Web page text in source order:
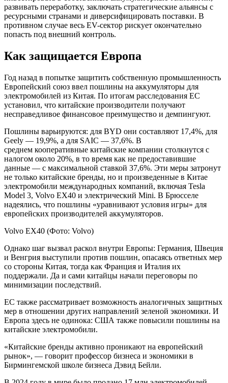
развивать переработку, заключать стратегические альянсы с
ресурсными странами и диверсифицировать поставки. В
противном случае весь EV-сектор рискует окончательно
попасть под внешний контроль.
Как защищается Европа
Год назад в попытке защитить собственную промышленность
Европейский союз ввел пошлины на аккумуляторы для
электромобилей из Китая. По итогам расследования ЕС
установил, что китайские производители получают
несправедливое финансовое преимущество и демпингуют.
Пошлины варьируются: для BYD они составляют 17,4%, для
Geely — 19,9%, а для SAIC — 37,6%. В
среднем кооперативные китайские компании столкнутся с
налогом около 20%, в то время как не предоставившие
данные — с максимальной ставкой 37,6%. Эти меры затронут
не только китайские бренды, но и произведенные в Китае
электромобили международных компаний, включая Tesla
Model 3, Volvo EX40 и электрический Mini. В Брюсселе
надеялись, что пошлины «уравнивают условия игры» для
европейских производителей аккумуляторов.
Volvo EX40 (Фото: Volvo)
Однако шаг вызвал раскол внутри Европы: Германия, Швеция
и Венгрия выступили против пошлин, опасаясь ответных мер
со стороны Китая, тогда как Франция и Италия их
поддержали. Да и сами китайцы начали переговоры по
минимизации последствий.
ЕС также рассматривает возможность аналогичных защитных
мер в отношении других направлений зеленой экономики. И
Европа здесь не одинока: США также повысили пошлины на
китайские электромобили.
«Китайские бренды активно проникают на европейский
рынок», — говорит профессор бизнеса и экономики в
Бирмингемской школе бизнеса Дэвид Бейли.